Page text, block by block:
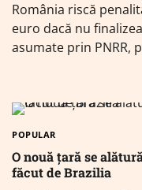
România riscă
euro dacă nu
asumate prin PNRR,
POPULAR
O nouă țară se
făcut de Brazilia